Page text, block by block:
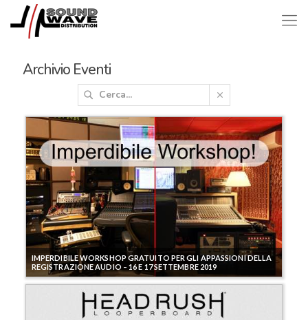
Archivio Eventi
IMPERDIBILE WORKSHOP GRATUITO PER GLI APPASSIONI DELLA
REGISTRAZIONE AUDIO – 16 E 17 SETTEMBRE 2019